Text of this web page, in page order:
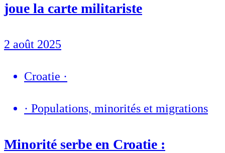
joue la carte militariste
2 août 2025
Croatie ·
· Populations, minorités et migrations
Minorité serbe en Croatie :